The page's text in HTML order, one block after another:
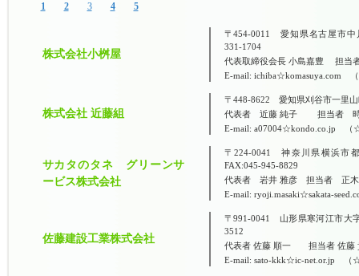
1 2 3 4 5
株式会社小桝屋
〒454-0011 愛知県名古屋市
331-1704
代表取締役会長 小島嘉豊 担当
E-mail: ichiba☆komasuya.com
株式会社 近藤組
〒448-8622 愛知県刈谷市一里山
代表者 近藤 純子 担当者 時
E-mail: a07004☆kondo.co.jp
サカタのタネ グリーンサ
ービス株式会社
〒224-0041 神奈川県横浜市
FAX:045-945-8829
代表者 岩井 雅彦 担当者 正
E-mail: ryoji.masaki☆sakata-
佐藤建設工業株式会社
〒991-0041 山形県寒河江市大
3512
代表者 佐藤 順一 担当者 佐
E-mail: sato-kkk☆ic-net.or.jp （